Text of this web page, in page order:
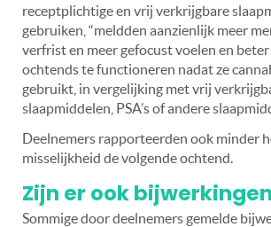
receptplichtige en vrij verkrijgbare
gebruiken, “meldden aanzienlijk meer
verfrist en meer gefocust voelen en beter
ochtends te functioneren nadat ze
gebruikt, in vergelijking met vrij
slaapmiddelen, PSA’s of andere
Deelnemers rapporteerden ook minder
misselijkheid de volgende ochtend.
Zijn er ook
Sommige door deelnemers gemelde